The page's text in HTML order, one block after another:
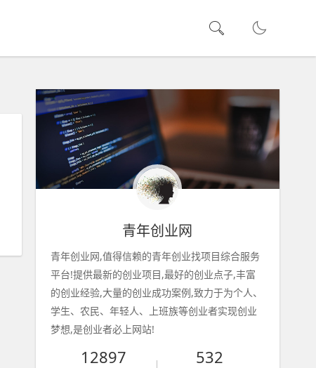
青年创业网
青年创业网,值得信赖的青年创业找项目综合服务
平台!提供最新的创业项目,最好的创业点子,丰富
的创业经验,大量的创业成功案例,致力于为个人、
学生、农民、年轻人、上班族等创业者实现创业
梦想,是创业者必上网站!
12897 532